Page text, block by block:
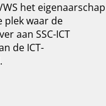
het eigenaarschap
plek waar de
aan SSC-ICT
de ICT-